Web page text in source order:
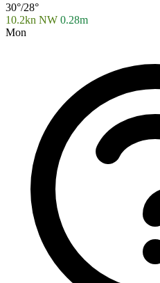
30°/28°
10.2kn NW 0.28m
Mon